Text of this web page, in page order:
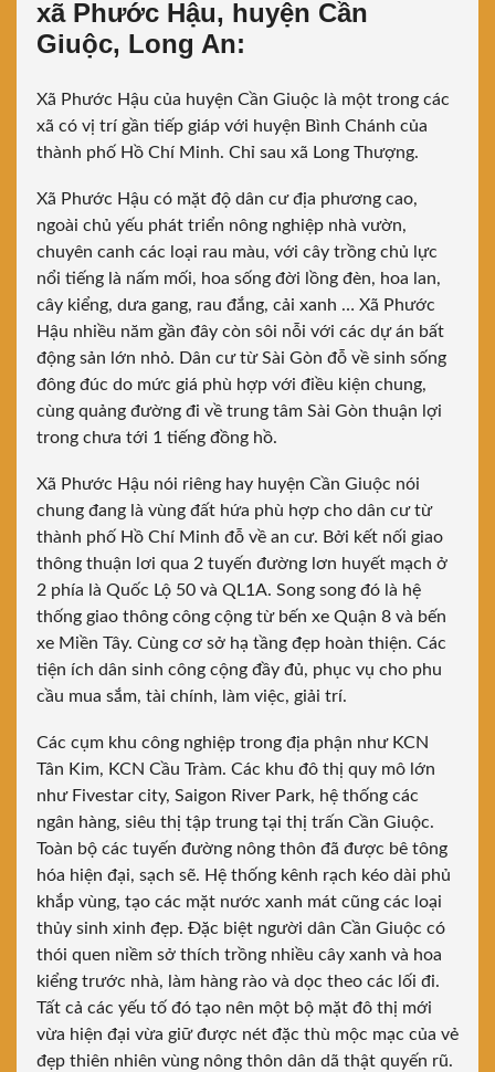
xã Phước Hậu, huyện Cần
Giuộc, Long An:
Xã Phước Hậu của huyện Cần Giuộc là một trong các
xã có vị trí gần tiếp giáp với huyện Bình Chánh của
thành phố Hồ Chí Minh. Chỉ sau xã Long Thượng.
Xã Phước Hậu có mặt độ dân cư địa phương cao,
ngoài chủ yếu phát triển nông nghiệp nhà vườn,
chuyên canh các loại rau màu, với cây trồng chủ lực
nổi tiếng là nấm mối, hoa sống đời lồng đèn, hoa lan,
cây kiểng, dưa gang, rau đắng, cải xanh … Xã Phước
Hậu nhiều năm gần đây còn sôi nỗi với các dự án bất
động sản lớn nhỏ. Dân cư từ Sài Gòn đỗ về sinh sống
đông đúc do mức giá phù hợp với điều kiện chung,
cùng quảng đường đi về trung tâm Sài Gòn thuận lợi
trong chưa tới 1 tiếng đồng hồ.
Xã Phước Hậu nói riêng hay huyện Cần Giuộc nói
chung đang là vùng đất hứa phù hợp cho dân cư từ
thành phố Hồ Chí Minh đỗ về an cư. Bởi kết nối giao
thông thuận lơi qua 2 tuyến đường lơn huyết mạch ở
2 phía là Quốc Lộ 50 và QL1A. Song song đó là hệ
thống giao thông công cộng từ bến xe Quận 8 và bến
xe Miền Tây. Cùng cơ sở hạ tầng đẹp hoàn thiện. Các
tiện ích dân sinh công cộng đầy đủ, phục vụ cho phu
cầu mua sắm, tài chính, làm việc, giải trí.
Các cụm khu công nghiệp trong địa phận như KCN
Tân Kim, KCN Cầu Tràm. Các khu đô thị quy mô lớn
như Fivestar city, Saigon River Park, hệ thống các
ngân hàng, siêu thị tập trung tại thị trấn Cần Giuộc.
Toàn bộ các tuyến đường nông thôn đã được bê tông
hóa hiện đại, sạch sẽ. Hệ thống kênh rạch kéo dài phủ
khắp vùng, tạo các mặt nước xanh mát cũng các loại
thủy sinh xinh đẹp. Đặc biệt người dân Cần Giuộc có
thói quen niềm sở thích trồng nhiều cây xanh và hoa
kiểng trước nhà, làm hàng rào và dọc theo các lối đi.
Tất cả các yếu tố đó tạo nên một bộ mặt đô thị mới
vừa hiện đại vừa giữ được nét đặc thù mộc mạc của vẻ
đẹp thiên nhiên vùng nông thôn dân dã thật quyến rũ.